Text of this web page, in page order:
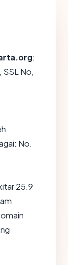
:
SSL No,
No.
25.9